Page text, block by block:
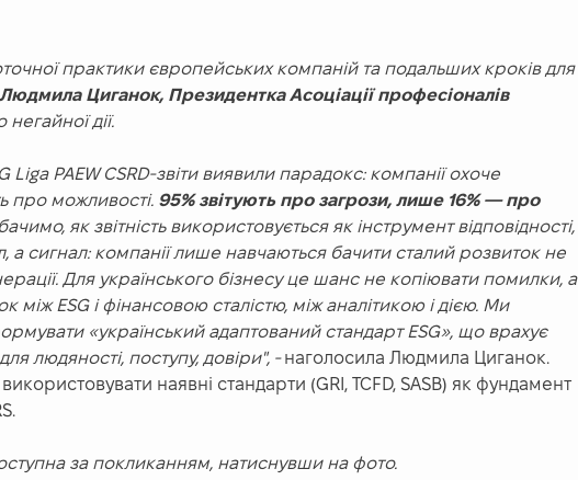
практики європейських компаній та подальших кроків для
Циганок, Президентка Асоціації професіоналів
дії.
Liga PAEW CSRD-звіти виявили парадокс: компанії охоче
про можливості. 95% звітують про загрози, лише 16% — про
як звітність використовується як інструмент відповідності,
а сигнал: компанії лише навчаються бачити сталий розвиток не
Для українського бізнесу це шанс не копіювати помилки, а
між ESG і фінансовою сталістю, між аналітикою і дією. Ми
«український адаптований стандарт ESG», що врахує
людяності, поступу, довіри", -наголосила Людмила Циганок.
наявні стандарти (GRI, TCFD, SASB) як фундамент
за покликанням, натиснувши на фото.